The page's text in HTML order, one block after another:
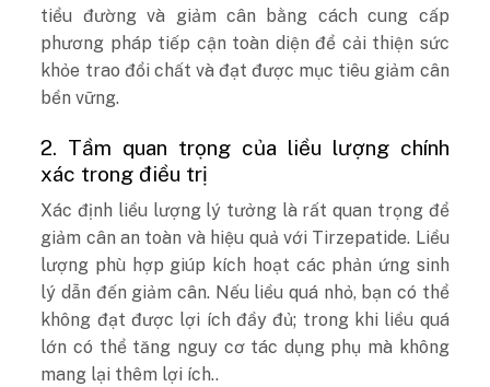
tiểu đường và giảm cân bằng cách cung cấp
phương pháp tiếp cận toàn diện để cải thiện sức
khỏe trao đổi chất và đạt được mục tiêu giảm cân
bền vững.
2. Tầm quan trọng của liều lượng chính
xác trong điều trị
Xác định liều lượng lý tưởng là rất quan trọng để
giảm cân an toàn và hiệu quả với Tirzepatide. Liều
lượng phù hợp giúp kích hoạt các phản ứng sinh
lý dẫn đến giảm cân. Nếu liều quá nhỏ, bạn có thể
không đạt được lợi ích đầy đủ; trong khi liều quá
lớn có thể tăng nguy cơ tác dụng phụ mà không
mang lại thêm lợi ích..